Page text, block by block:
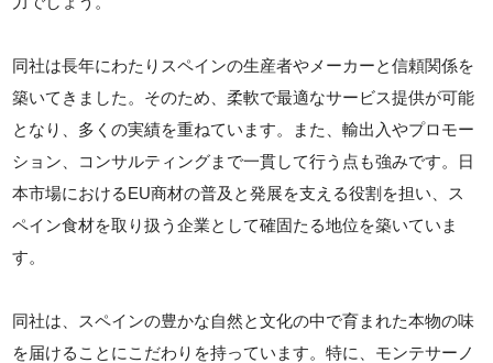
同社は長年にわたりスペインの生産者やメーカーと信頼関係を
築いてきました。そのため、柔軟で最適なサービス提供が可能
となり、多くの実績を重ねています。また、輸出入やプロモー
ション、コンサルティングまで一貫して行う点も強みです。日
本市場におけるEU商材の普及と発展を支える役割を担い、ス
ペイン食材を取り扱う企業として確固たる地位を築いていま
す。
同社は、スペインの豊かな自然と文化の中で育まれた本物の味
を届けることにこだわりを持っています。特に、モンテサーノ